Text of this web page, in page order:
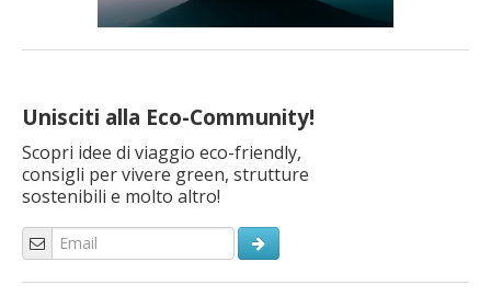
Unisciti alla Eco-Community!
Scopri idee di viaggio eco-friendly,
consigli per vivere green, strutture
sostenibili e molto altro!